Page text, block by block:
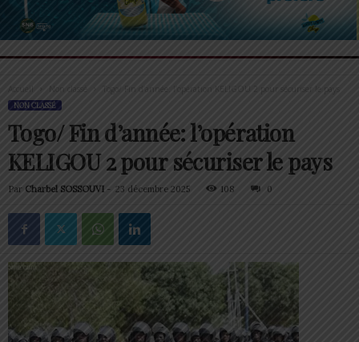
Accueil Togo/ Fin d’année: l’opération KELIGOU 2 pour sécuriser le pays
NON CLASSÉ
Togo/ Fin d’année: l’opération
KELIGOU 2 pour sécuriser le pays
Par Charbel SOSSOUVI - 23 décembre 2025 108 0